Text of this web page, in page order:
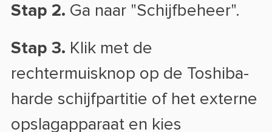
Stap 2. Ga naar "Schijfbeheer".
Stap 3. Klik met de
rechtermuisknop op de Toshiba-
harde schijfpartitie of het externe
opslagapparaat en kies